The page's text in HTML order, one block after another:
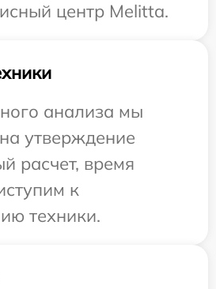
центр Melitta.
анализа мы
утверждение
расчет, время
к
техники.